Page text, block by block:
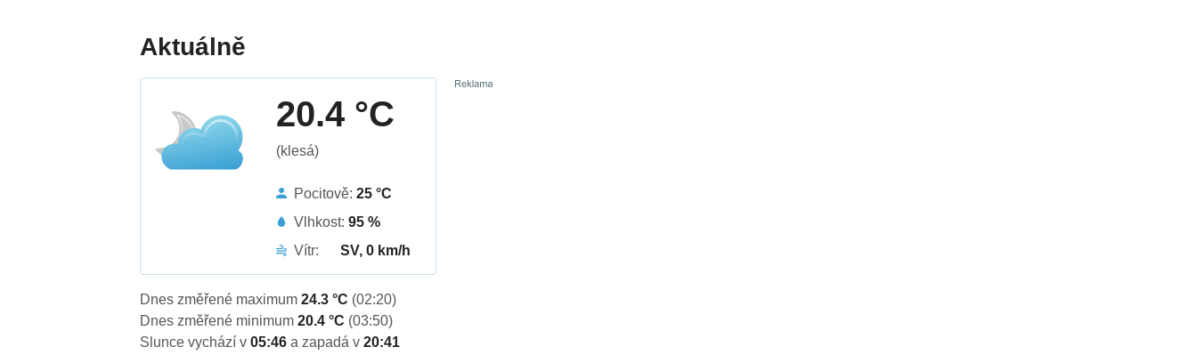
Aktuálně
20.4 °C
(klesá)
Pocitově:25 °C
Vlhkost:95 %
Vítr:
SV, 0 km/h
Dnes změřené maximum24.3 °C (02:20)
Dnes změřené minimum20.4 °C (03:50)
Slunce vychází v05:46a zapadá v20:41